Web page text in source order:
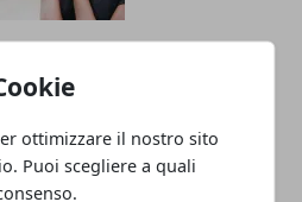
ottimizzare il nostro sito
Puoi scegliere a quali
gli uomini trovano
donna